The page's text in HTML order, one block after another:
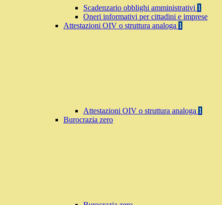
Scadenzario obblighi amministrativi 1
Oneri informativi per cittadini e imprese
Attestazioni OIV o struttura analoga 1
Attestazioni OIV o struttura analoga 1
Burocrazia zero